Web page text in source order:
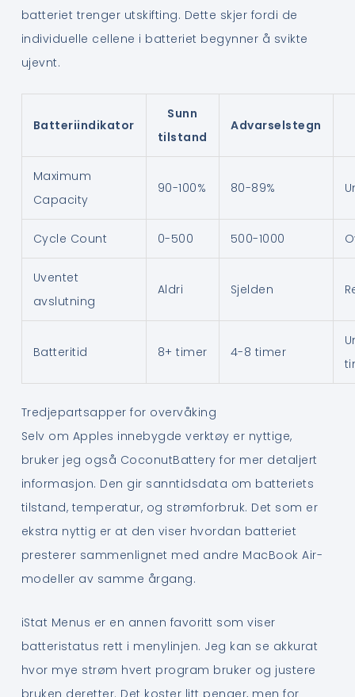
batteriet trenger utskifting. Dette skjer fordi de
individuelle cellene i batteriet begynner å svikte
ujevnt.
Batteriindikator
Sunn
tilstand
Advarselstegn
Maximum
Capacity
90-100% 80-89%
Cycle Count 0-500 500-1000
Uventet
avslutning
Aldri Sjelden
Batteritid 8+ timer 4-8 timer
Tredjepartsapper for overvåking
Selv om Apples innebygde verktøy er nyttige,
bruker jeg også CoconutBattery for mer detaljert
informasjon. Den gir sanntidsdata om batteriets
tilstand, temperatur, og strømforbruk. Det som er
ekstra nyttig er at den viser hvordan batteriet
presterer sammenlignet med andre MacBook Air-
modeller av samme årgang.
iStat Menus er en annen favoritt som viser
batteristatus rett i menylinjen. Jeg kan se akkurat
hvor mye strøm hvert program bruker og justere
bruken deretter. Det koster litt penger, men for